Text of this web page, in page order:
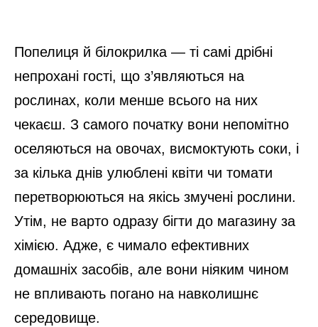
Попелиця й білокрилка — ті самі дрібні
непрохані гості, що з’являються на
рослинах, коли менше всього на них
чекаєш. З самого початку вони непомітно
оселяються на овочах, висмоктують соки, і
за кілька днів улюблені квіти чи томати
перетворюються на якісь змучені рослини.
Утім, не варто одразу бігти до магазину за
хімією. Адже, є чимало ефективних
домашніх засобів, але вони ніяким чином
не впливають погано на навколишнє
середовище.